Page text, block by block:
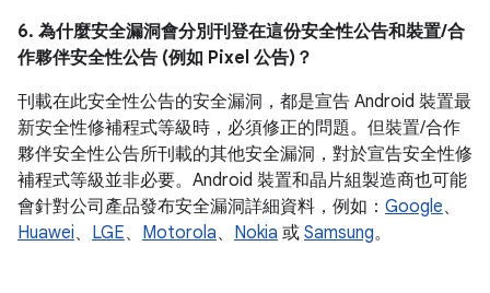
6. 為什麼安全漏洞會分別刊登在這份安全性公告和裝置/合
作夥伴安全性公告 (例如 Pixel 公告)？
刊載在此安全性公告的安全漏洞，都是宣告 Android 裝置最
新安全性修補程式等級時，必須修正的問題。但裝置/合作
夥伴安全性公告所刊載的其他安全漏洞，對於宣告安全性修
補程式等級並非必要。Android 裝置和晶片組製造商也可能
會針對公司產品發布安全漏洞詳細資料，例如： Google、
Huawei、 LGE、 Motorola、 Nokia 或 Samsung。